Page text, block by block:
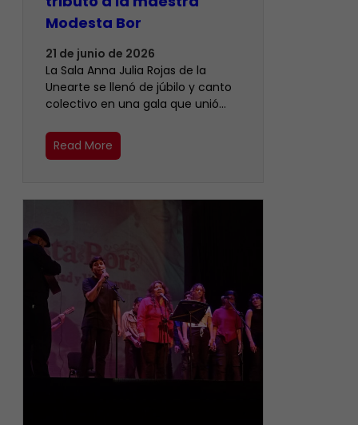
Modesta Bor
21 de junio de 2026
​La Sala Anna Julia Rojas de la
Unearte se llenó de júbilo y canto
colectivo en una gala que unió…
Read More